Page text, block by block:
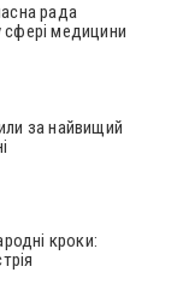
рада
медицини
за найвищий
кроки: